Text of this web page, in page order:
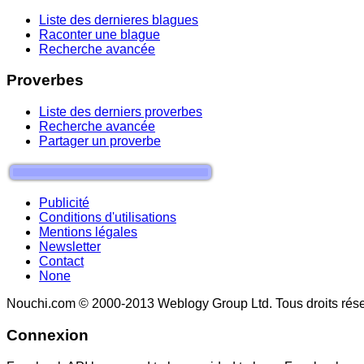
Liste des dernieres blagues
Raconter une blague
Recherche avancée
Proverbes
Liste des derniers proverbes
Recherche avancée
Partager un proverbe
Publicité
Conditions d'utilisations
Mentions légales
Newsletter
Contact
None
Nouchi.com © 2000-2013 Weblogy Group Ltd. Tous droits
Connexion